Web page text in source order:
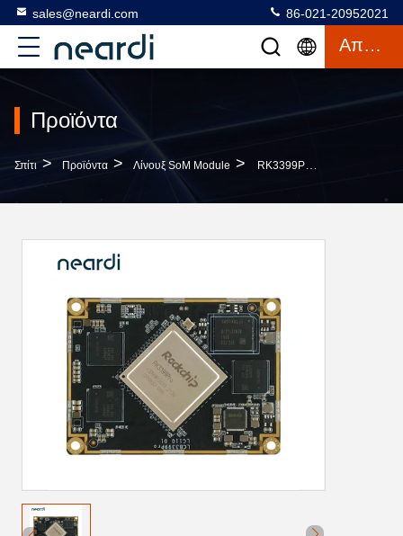
sales@neardi.com 86-021-20952021
Απόσπασμα
Προϊόντα
Σπίτι > Προϊόντα > Λίνουξ SoM Module > RK3399Pro Linux SoM Module LCB3399Pro Διπλός Φλοιός A72 Τετραδιάστατος Φλοιός A53